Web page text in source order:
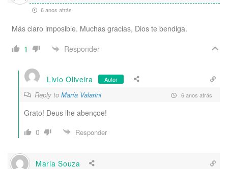
6 anos atrás
Más claro imposible. Muchas gracias, Dios te bendiga.
1
Responder
Livio Oliveira Autor
Reply to María Valarini 6 anos atrás
Grato! Deus lhe abençoe!
0
Responder
Maria Souza